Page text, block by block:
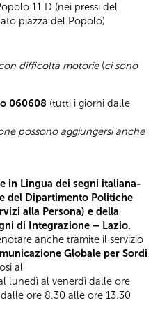
11 D (nei pressi del
piazza del Popolo)
difficoltà motorie(ci sono
060608 (tutti i giorni dalle
possono aggiungersi anche
in Lingua dei segni italiana-
del Dipartimento Politiche
alla Persona) e della
di Integrazione – Lazio.
anche tramite il servizio
Globale per Sordi
al
lunedì al venerdì dalle ore
ore 8.30 alle ore 13.30